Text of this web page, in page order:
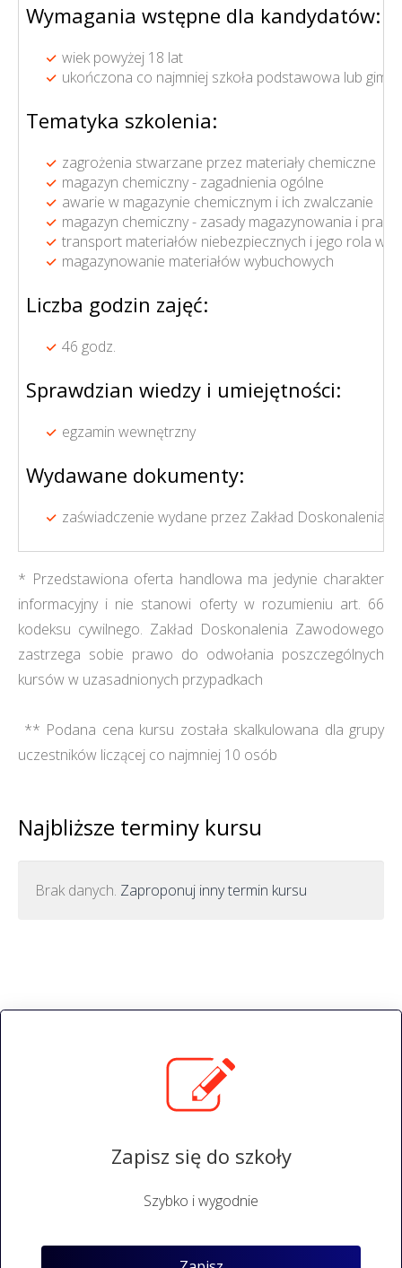
Wymagania wstępne dla kandydatów:
wiek powyżej 18 lat
ukończona co najmniej szkoła podstawowa lub
Tematyka szkolenia:
zagrożenia stwarzane przez materiały chemiczne
magazyn chemiczny - zagadnienia ogólne
awarie w magazynie chemicznym i ich zwalczanie
magazyn chemiczny - zasady magazynowania i pracy
transport materiałów niebezpiecznych i jego rola w
magazynowanie materiałów wybuchowych
Liczba godzin zajęć:
46 godz.
Sprawdzian wiedzy i umiejętności:
egzamin wewnętrzny
Wydawane dokumenty:
zaświadczenie wydane przez Zakład Doskonalenia
* Przedstawiona oferta handlowa ma jedynie charakter
informacyjny i nie stanowi oferty w rozumieniu art. 66
kodeksu cywilnego. Zakład Doskonalenia Zawodowego
zastrzega sobie prawo do odwołania poszczególnych
kursów w uzasadnionych przypadkach
** Podana cena kursu została skalkulowana dla grupy
uczestników liczącej co najmniej 10 osób
Najbliższe terminy kursu
Brak danych. Zaproponuj inny termin kursu
Zapisz się do szkoły
Szybko i wygodnie